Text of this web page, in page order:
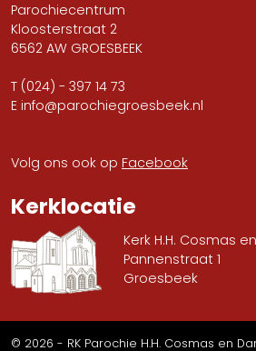
Parochiecentrum
Kloosterstraat 2
6562 AW GROESBEEK
T (024) - 397 14 73
E info@parochiegroesbeek.nl
Volg ons ook op Facebook
Kerklocatie
Kerk H.H. Cosmas
Pannenstraat 1
Groesbeek
© 2026 - RK Parochie H.H. Cosmas en